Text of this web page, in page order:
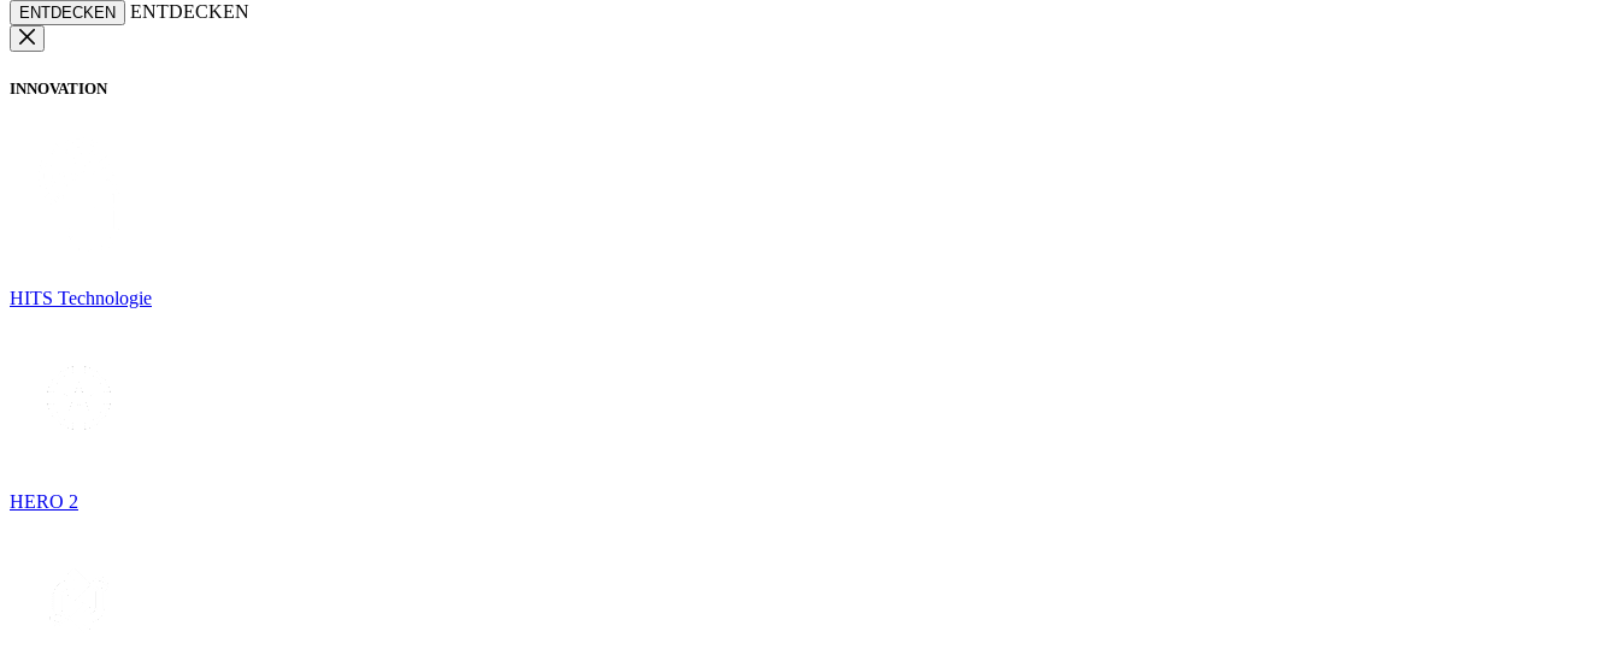
ENTDECKEN ENTDECKEN
INNOVATION
HITS Technologie
HERO 2